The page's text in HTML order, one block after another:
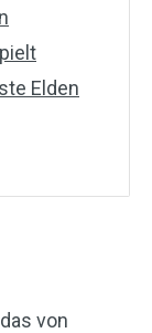
Elden
von